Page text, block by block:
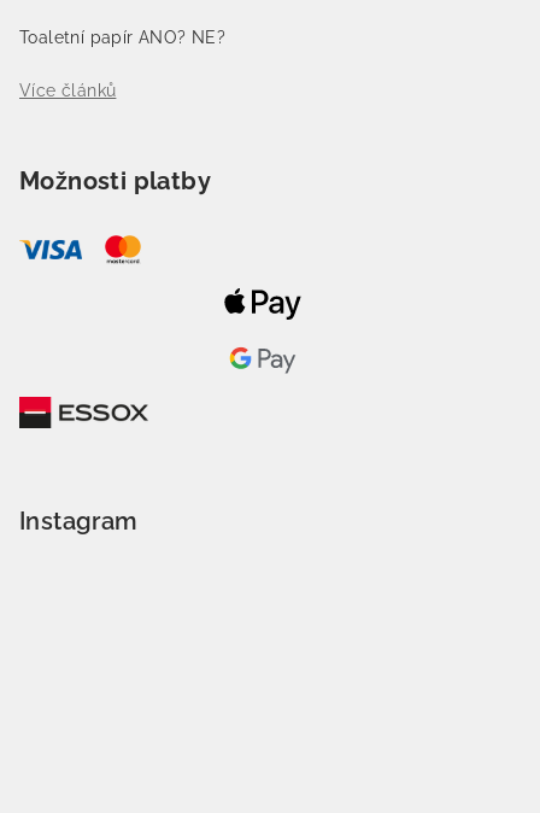
Toaletní papír ANO? NE?
Více článků
Možnosti platby
Instagram